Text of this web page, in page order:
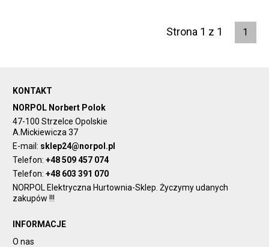
Strona 1 z 1 1
KONTAKT
NORPOL Norbert Polok
47-100 Strzelce Opolskie
A.Mickiewicza 37
E-mail: sklep24@norpol.pl
Telefon:+48 509 457 074
Telefon:+48 603 391 070
NORPOL Elektryczna Hurtownia-Sklep. Życzymy udanych
zakupów !!!
INFORMACJE
O nas